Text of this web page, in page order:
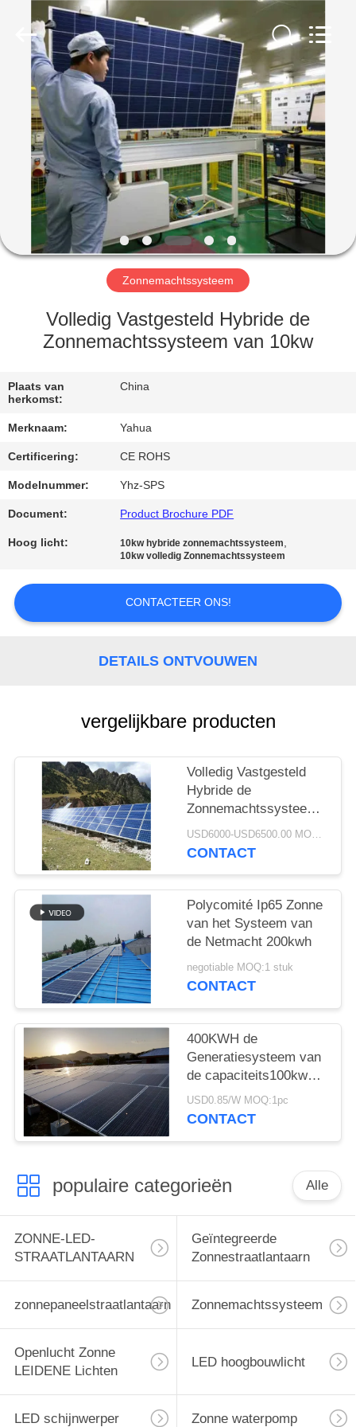
HUIS
PRODUCTEN
ONGEVEER
ONS
FABRIEKSREIS
KWALITEITSCONTROLE
ONS
VERZOEK
OM
EEN
CITAAT
PRIVACY
Equipment
Reserved.
Zonnemachtssysteem
Volledig Vastgesteld Hybride de
Zonnemachtssysteem van 10kw
Plaats van
herkomst:
China
Merknaam: Yahua
Certificering: CE ROHS
Modelnummer: Yhz-SPS
Document: Product Brochure PDF
Hoog licht: 10kw hybride zonnemachtssysteem,
10kw volledig Zonnemachtssysteem
CONTACTEER ONS!
DETAILS ONTVOUWEN
vergelijkbare producten
Volledig Vastgesteld
Hybride de
Zonnemachtssysteem
van 10kw
USD6000-USD6500.00 MOQ:1pc
CONTACT
Polycomité Ip65 Zonne
van het Systeem van
de Netmacht 200kwh
negotiable MOQ:1 stuk
CONTACT
400KWH de
Generatiesysteem van
de capaciteits100kw
Zonnemacht
USD0.85/W MOQ:1pc
CONTACT
populaire categorieën Alle
ZONNE-LED-
STRAATLANTAARN
Geïntegreerde
Zonnestraatlantaarn
zonnepaneelstraatlantaarn Zonnemachtssysteem
Openlucht Zonne
LEIDENE Lichten
LED hoogbouwlicht
LED schijnwerper Zonne waterpomp